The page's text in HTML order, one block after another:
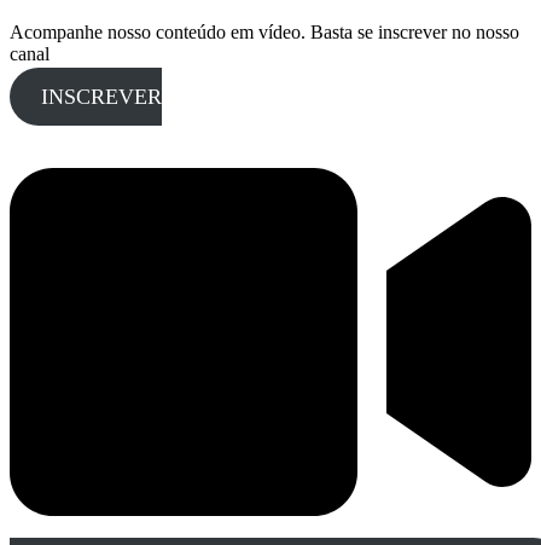
Acompanhe nosso conteúdo em vídeo. Basta se inscrever no nosso
canal
INSCREVER